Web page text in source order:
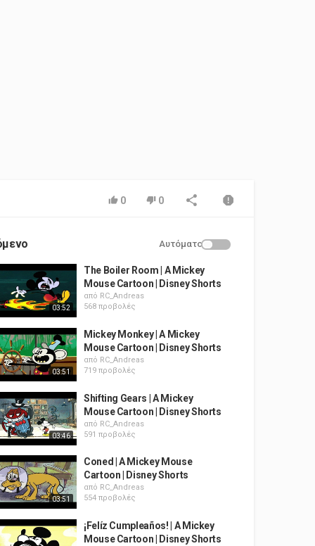
0 0
Αυτόματο
03:52
The Boiler Room | A Mickey
Mouse Cartoon | Disney Shorts
από RC_Andreas
568 προβολές
03:51
Mickey Monkey | A Mickey
Mouse Cartoon | Disney Shorts
από RC_Andreas
719 προβολές
03:46
Shifting Gears | A Mickey
Mouse Cartoon | Disney Shorts
από RC_Andreas
591 προβολές
03:51
Coned | A Mickey Mouse
Cartoon | Disney Shorts
από RC_Andreas
554 προβολές
¡Felíz Cumpleaños! | A Mickey
Mouse Cartoon | Disney Shorts